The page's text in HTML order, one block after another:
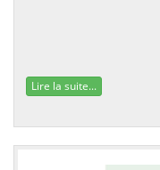
Lire la suite...